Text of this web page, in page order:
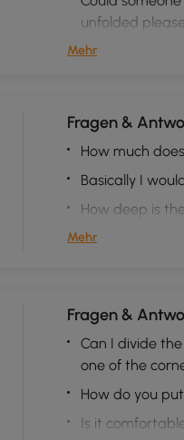
unfolded
Mehr
Fragen &
How much
Basically I
How deep is
Mehr
Fragen &
Can I divide
one of the
How do you
Is it